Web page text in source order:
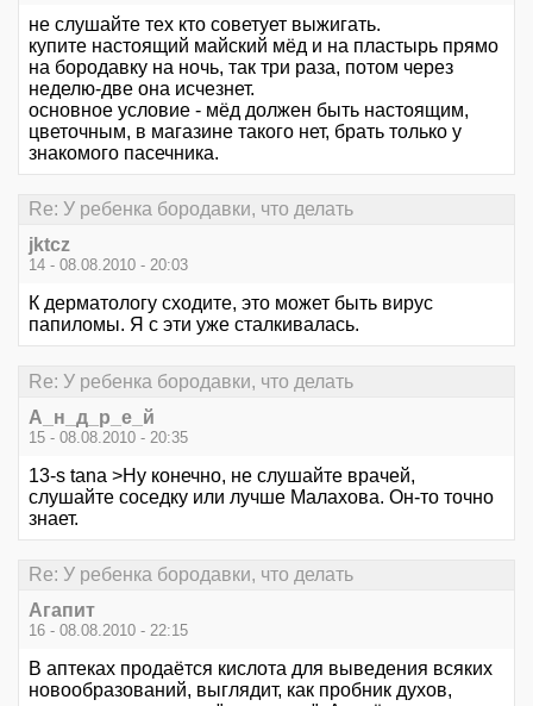
не слушайте тех кто советует выжигать.
купите настоящий майский мёд и на пластырь прямо
на бородавку на ночь, так три раза, потом через
неделю-две она исчезнет.
основное условие - мёд должен быть настоящим,
цветочным, в магазине такого нет, брать только у
знакомого пасечника.
Re: У ребенка бородавки, что делать
jktcz
14 - 08.08.2010 - 20:03
К дерматологу сходите, это может быть вирус
папиломы. Я с эти уже сталкивалась.
Re: У ребенка бородавки, что делать
А_н_д_р_е_й
15 - 08.08.2010 - 20:35
13-s tana >Ну конечно, не слушайте врачей,
слушайте соседку или лучше Малахова. Он-то точно
знает.
Re: У ребенка бородавки, что делать
Агапит
16 - 08.08.2010 - 22:15
В аптеках продаётся кислота для выведения всяких
новообразований, выглядит, как пробник духов,